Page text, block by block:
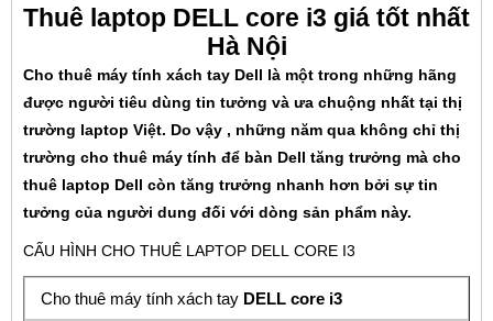
Thuê laptop DELL core i3 giá tốt nhất
Hà Nội
Cho thuê máy tính xách tay Dell là một trong những hãng
được người tiêu dùng tin tưởng và ưa chuộng nhất tại thị
trường laptop Việt. Do vậy , những năm qua không chỉ thị
trường cho thuê máy tính để bàn Dell tăng trưởng mà cho
thuê laptop Dell còn tăng trưởng nhanh hơn bởi sự tin
tưởng của người dung đối với dòng sản phẩm này.
CẤU HÌNH CHO THUÊ LAPTOP DELL CORE I3
Cho thuê máy tính xách tay DELL core i3